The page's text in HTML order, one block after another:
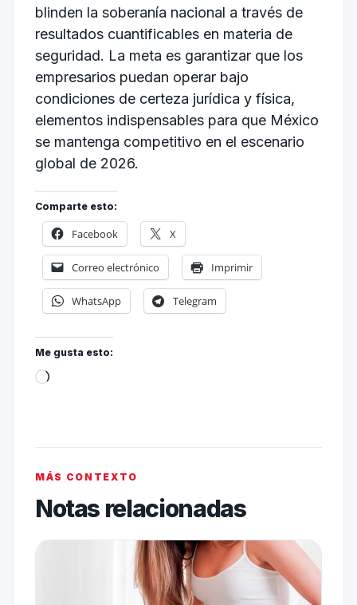
blinden la soberanía nacional a través de
resultados cuantificables en materia de
seguridad. La meta es garantizar que los
empresarios puedan operar bajo
condiciones de certeza jurídica y física,
elementos indispensables para que México
se mantenga competitivo en el escenario
global de 2026.
Comparte esto:
Facebook X
Correo electrónico Imprimir
WhatsApp Telegram
Me gusta esto:
MÁS CONTEXTO
Notas relacionadas